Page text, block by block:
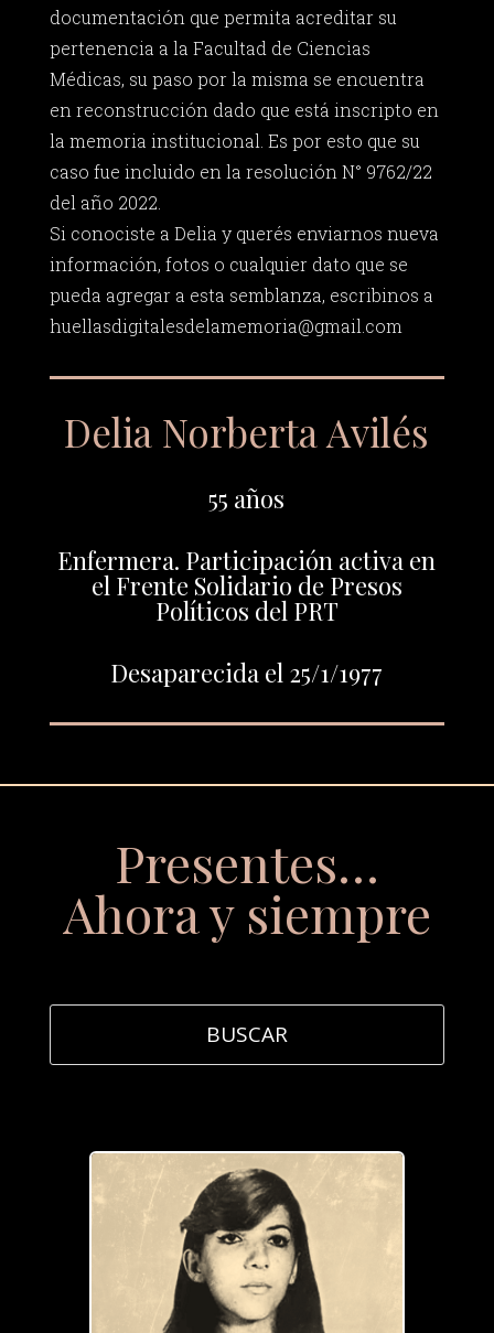
documentación que permita acreditar su
pertenencia a la Facultad de Ciencias
Médicas, su paso por la misma se encuentra
en reconstrucción dado que está inscripto en
la memoria institucional. Es por esto que su
caso fue incluido en la resolución N° 9762/22
del año 2022.
Si conociste a Delia y querés enviarnos nueva
información, fotos o cualquier dato que se
pueda agregar a esta semblanza, escribinos a
huellasdigitalesdelamemoria@gmail.com
Delia Norberta Avilés
55 años
Enfermera. Participación activa en
el Frente Solidario de Presos
Políticos del PRT
Desaparecida el 25/1/1977
Presentes…
Ahora y siempre